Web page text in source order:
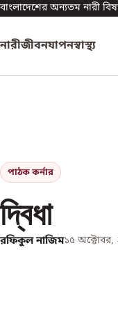
বাংলাদেশের অন্যতম নারী
নারীজীবনযাপনস্বাস্থ্য
পাঠক কর্নার
দ্বিধা
রফিকুল নাজিম১৫ অক্টোবর,